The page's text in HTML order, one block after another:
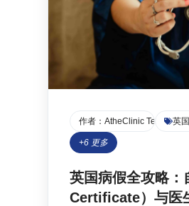
作者： AtheClinic Team 英
+6 更多
英国病假全攻略：
Certificate）与医